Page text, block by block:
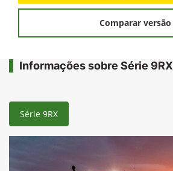
Comparar versão
Informações sobre Série 9RX
Série 9RX